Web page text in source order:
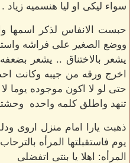
سواء ليكى او ليا هنسميه زياد .
حبست الانفاس لذكر اسمها
ووضع الصغير على فراشه
يشعر بالاختناق .. يشعر
اخرج ورقه من جيبه وكانت
حتى لو لا اكون موجوده يوما
تنهد واطلق كلمه واحده
ذهبت يارا امام منزل اروى
يوم فاستقبلتها المرأه بالترحاب
المرأه: اهلا يا بنتى اتفضلى